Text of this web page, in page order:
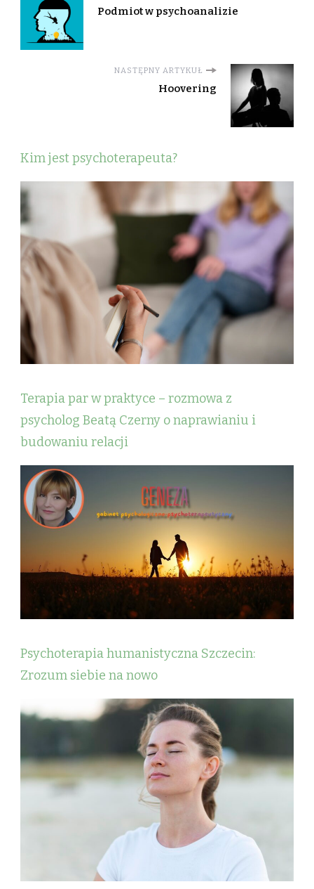
Podmiot w psychoanalizie
NASTĘPNY ARTYKUŁ
Hoovering
Kim jest psychoterapeuta?
Terapia par w praktyce – rozmowa z
psycholog Beatą Czerny o naprawianiu i
budowaniu relacji
Psychoterapia humanistyczna Szczecin:
Zrozum siebie na nowo